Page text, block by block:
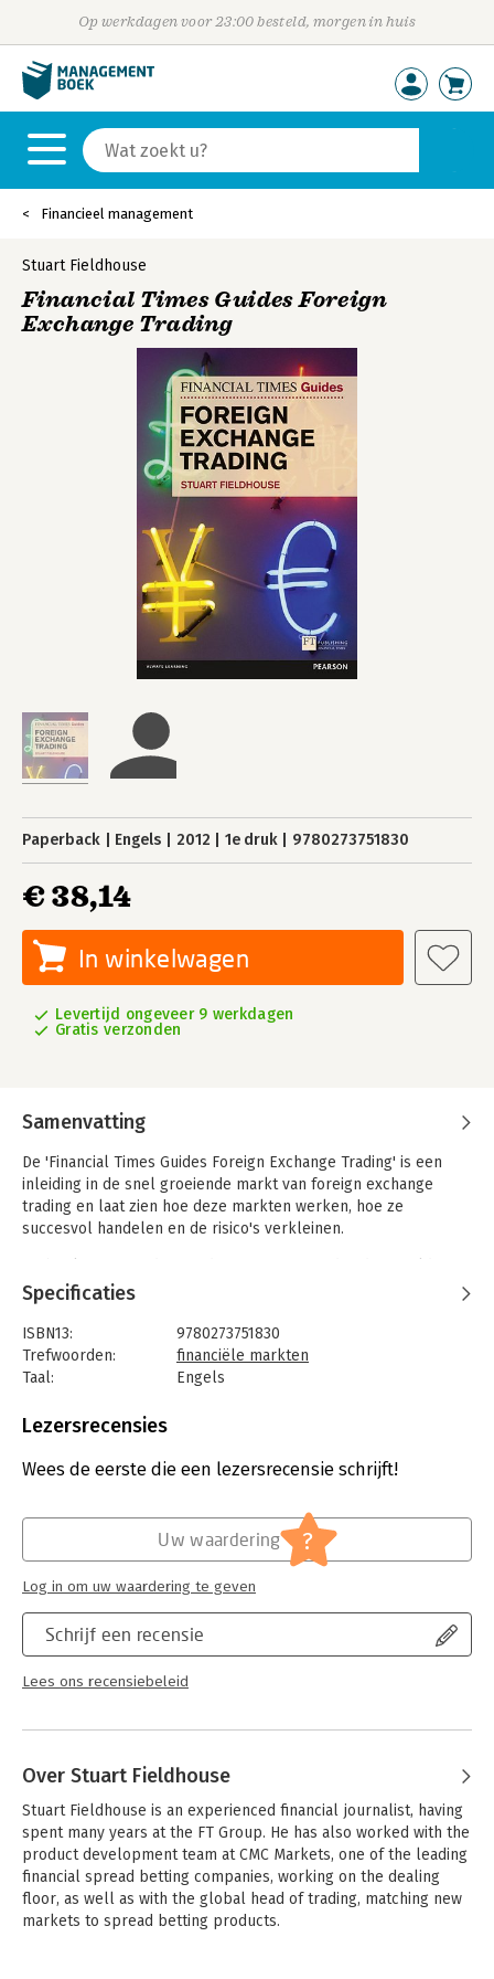
Op werkdagen voor 23:00 besteld, morgen in huis
Financieel management
Stuart Fieldhouse
Financial Times Guides Foreign
Exchange Trading
Paperback Engels 2012 1e druk 9780273751830
€ 38,14
In winkelwagen
Levertijd ongeveer 9 werkdagen
Gratis verzonden
Samenvatting
De 'Financial Times Guides Foreign Exchange Trading' is een
inleiding in de snel groeiende markt van foreign exchange
trading en laat zien hoe deze markten werken, hoe ze
succesvol handelen en de risico's verkleinen.
foreign exchange trading en wil weten wat het is alvorens de
sprong in het diepe te wagen.
Specificaties
ISBN13:
9780273751830
Trefwoorden:
financiële markten
Taal:
Engels
Aantal pagina's:
Druk:
1
Financieel management
Lezersrecensies
Wees de eerste die een lezersrecensie schrijft!
Schrijf een recensie
Lees ons recensiebeleid
Uw waardering ?
Log in om uw waardering te geven
Over Stuart Fieldhouse
Stuart Fieldhouse is an experienced financial journalist, having
spent many years at the FT Group. He has also worked with the
product development team at CMC Markets, one of the leading
financial spread betting companies, working on the dealing
floor, as well as with the global head of trading, matching new
markets to spread betting products.